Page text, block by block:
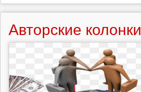
ничья
(об
ограничениях
свободы
Интернета
России)
Авторские колонки